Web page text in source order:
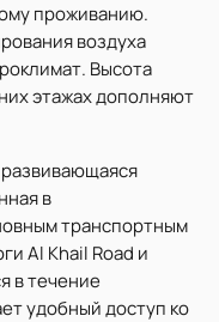
проживанию.
воздуха
Высота
этажах дополняют
в
транспортным
Al Khail Road и
в течение
удобный доступ ко